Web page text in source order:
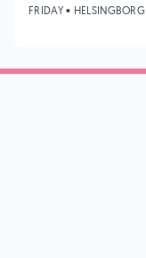
FRIDAY • HELSINGBORG